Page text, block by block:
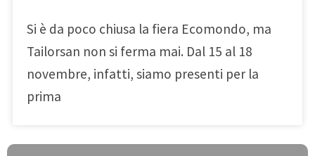
Si è da poco chiusa la fiera Ecomondo, ma
Tailorsan non si ferma mai. Dal 15 al 18
novembre, infatti, siamo presenti per la
prima